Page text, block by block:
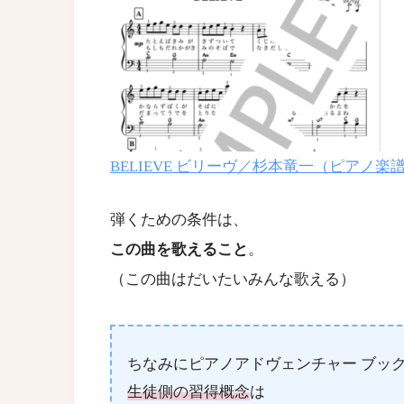
BELIEVE ビリーヴ／杉本竜一（ピアノ楽譜
弾くための条件は、
この曲を歌えること 。
（この曲はだいたいみんな歌える）
ちなみにピアノアドヴェンチャー ブッ
生徒側の習得概念は